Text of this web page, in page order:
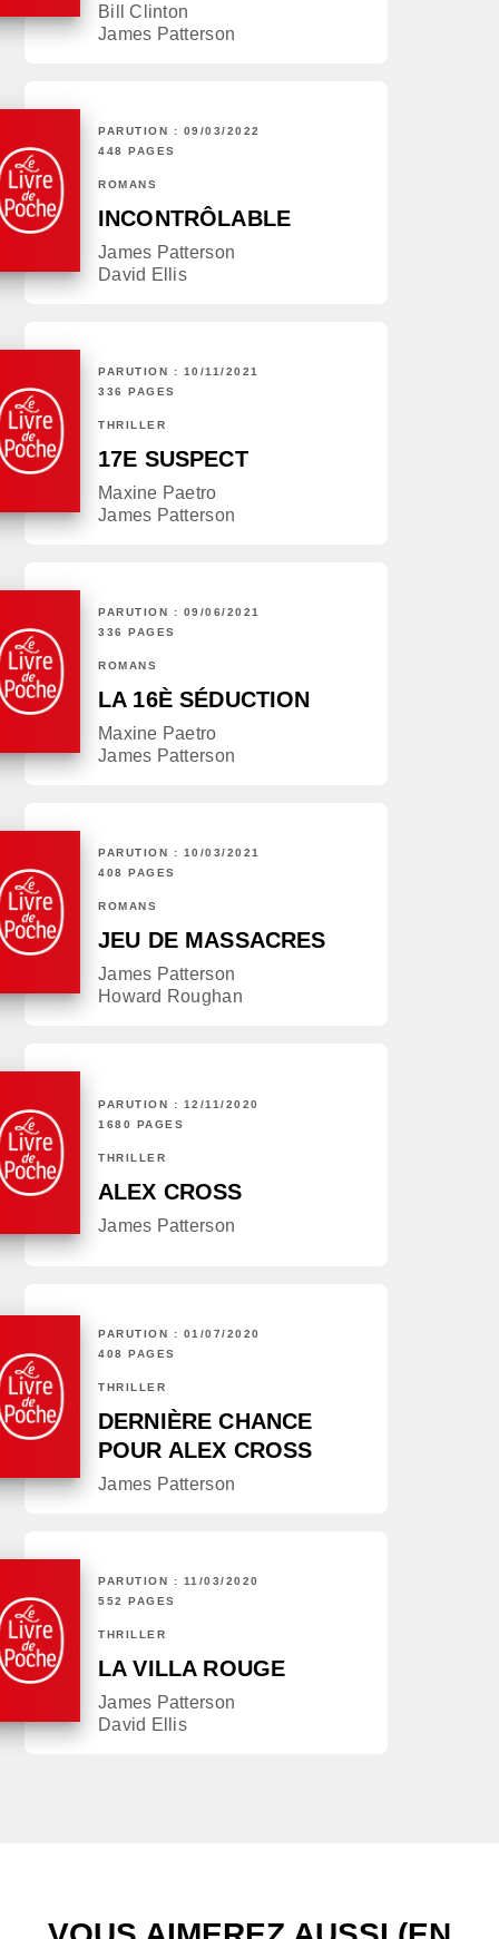
Bill Clinton
James Patterson
PARUTION : 09/03/2022
448 PAGES
ROMANS
INCONTRÔLABLE
James Patterson
David Ellis
PARUTION : 10/11/2021
336 PAGES
THRILLER
17E SUSPECT
Maxine Paetro
James Patterson
PARUTION : 09/06/2021
336 PAGES
ROMANS
LA 16È SÉDUCTION
Maxine Paetro
James Patterson
PARUTION : 10/03/2021
408 PAGES
ROMANS
JEU DE MASSACRES
James Patterson
Howard Roughan
PARUTION : 12/11/2020
1680 PAGES
THRILLER
ALEX CROSS
James Patterson
PARUTION : 01/07/2020
408 PAGES
THRILLER
DERNIÈRE CHANCE
POUR ALEX CROSS
James Patterson
PARUTION : 11/03/2020
552 PAGES
THRILLER
LA VILLA ROUGE
James Patterson
David Ellis